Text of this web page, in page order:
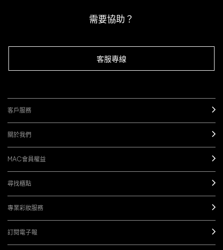
需要協助？
客服專線
客戶服務
關於我們
MAC會員權益
尋找櫃點
專業彩妝服務
訂閱電子報